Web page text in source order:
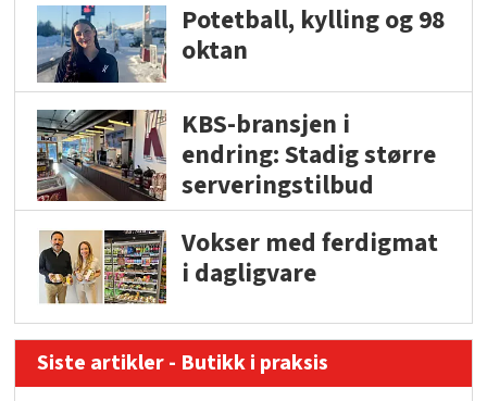
Potetball, kylling og 98
oktan
KBS-bransjen i
endring: Stadig større
serveringstilbud
Vokser med ferdigmat
i dagligvare
Siste artikler - Butikk i praksis